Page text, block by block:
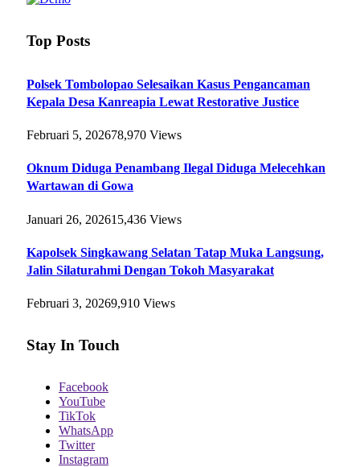
Top Posts
Polsek Tombolopao Selesaikan Kasus Pengancaman
Kepala Desa Kanreapia Lewat Restorative Justice
Februari 5, 202678,970 Views
Oknum Diduga Penambang Ilegal Diduga Melecehkan
Wartawan di Gowa
Januari 26, 202615,436 Views
Kapolsek Singkawang Selatan Tatap Muka Langsung,
Jalin Silaturahmi Dengan Tokoh Masyarakat
Februari 3, 20269,910 Views
Stay In Touch
Facebook
YouTube
TikTok
WhatsApp
Twitter
Instagram